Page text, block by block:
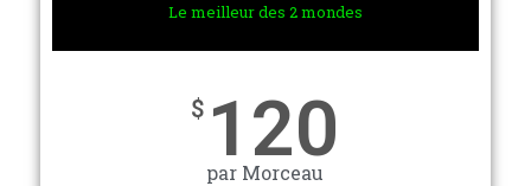
Le meilleur des 2 mondes
$ 120
par Morceau